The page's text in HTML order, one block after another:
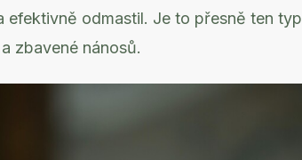
efektivně odmastil. Je to přesně ten typ
zbavené nánosů.